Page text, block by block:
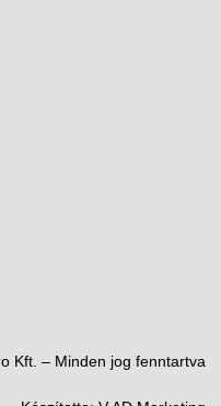
Kft. – Minden jog fenntartva​